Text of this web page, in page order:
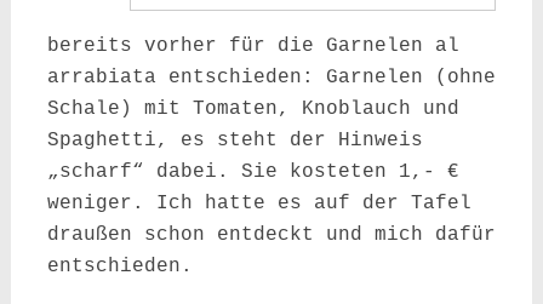
bereits vorher für die Garnelen al
arrabiata entschieden: Garnelen (ohne
Schale) mit Tomaten, Knoblauch und
Spaghetti, es steht der Hinweis
„scharf“ dabei. Sie kosteten 1,- €
weniger. Ich hatte es auf der Tafel
draußen schon entdeckt und mich dafür
entschieden.